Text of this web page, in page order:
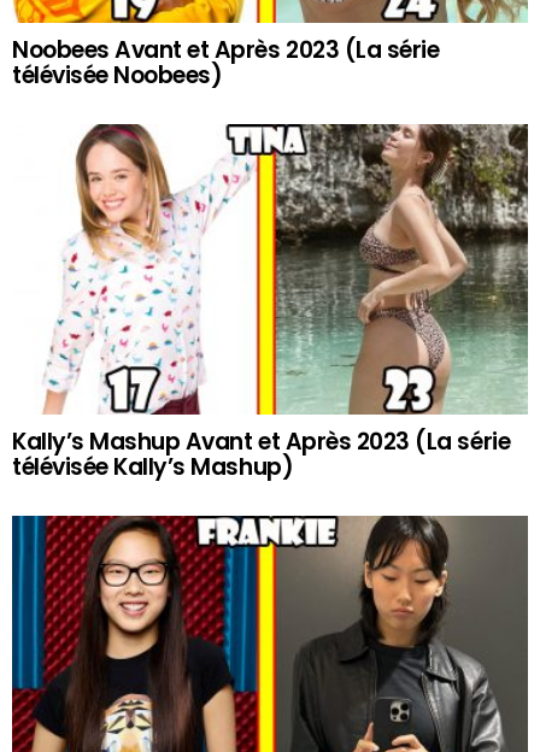
Noobees Avant et Après 2023 (La série
télévisée Noobees)
Kally’s Mashup Avant et Après 2023 (La série
télévisée Kally’s Mashup)